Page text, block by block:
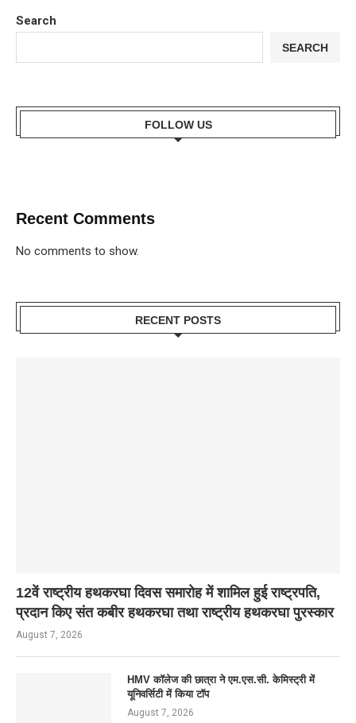
Search
SEARCH
FOLLOW US
Recent Comments
No comments to show.
RECENT POSTS
12वें राष्ट्रीय हथकरघा दिवस समारोह में शामिल हुई राष्ट्रपति,
प्रदान किए संत कबीर हथकरघा तथा राष्ट्रीय हथकरघा पुरस्कार
August 7, 2026
HMV कॉलेज की छात्रा ने एम.एस.सी. केमिस्ट्री में
यूनिवर्सिटी में किया टॉप
August 7, 2026